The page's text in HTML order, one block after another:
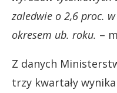
zaledwie o 2,6 proc.
okresem ub. roku. –
Z danych
trzy kwartały